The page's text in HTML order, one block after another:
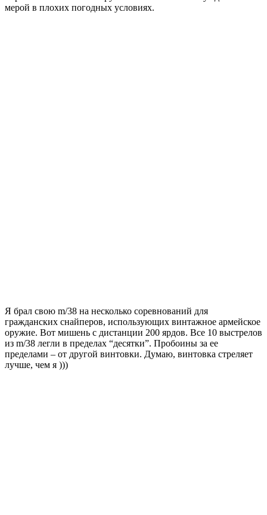
мерой в плохих погодных условиях.
Я брал свою m/38 на несколько соревнований для
гражданских снайперов, использующих винтажное армейское
оружие. Вот мишень с дистанции 200 ярдов. Все 10 выстрелов
из m/38 легли в пределах “десятки”. Пробоины за ее
пределами – от другой винтовки. Думаю, винтовка стреляет
лучше, чем я )))